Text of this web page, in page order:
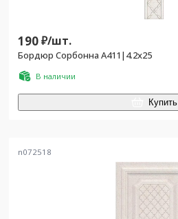
190₽/шт.
Бордюр Сорбонна A411|4.2x25
В наличии
Купить
n072518